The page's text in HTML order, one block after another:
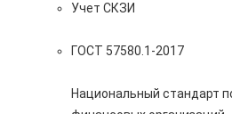
Учет СКЗИ
ГОСТ 57580.1-2017
Национальный стандарт